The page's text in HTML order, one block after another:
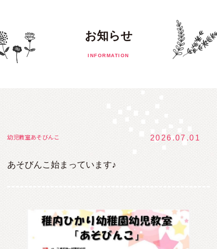
お知らせ
INFORMATION
幼児教室あそびんこ 2026.07.01
あそびんこ始まっています♪